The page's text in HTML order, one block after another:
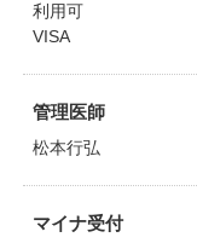
利用可
VISA
管理医師
松本行弘
マイナ受付